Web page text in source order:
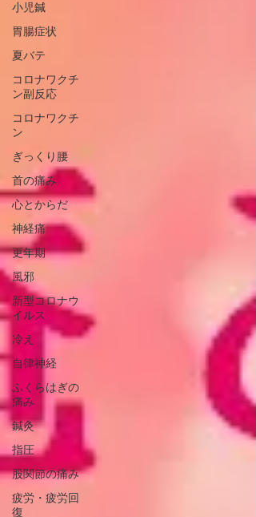
小児鍼
胃腸症状
夏バテ
コロナワクチ
ン副反応
コロナワクチ
ン
ぎっくり腰
首の痛み
心とからだ
神経痛
更年期
風邪
新型コロナウ
イルス
冷え
自律神経
ふくらはぎの
痛み
鍼灸
指圧
股関節の痛み
疲労・疲労回
復